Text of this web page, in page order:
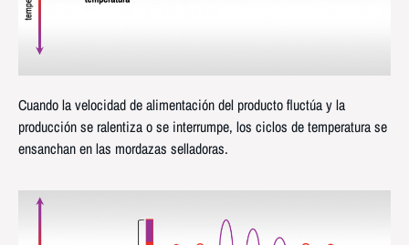
Cuando la velocidad de alimentación del producto fluctúa y la
producción se ralentiza o se interrumpe, los ciclos de temperatura se
ensanchan en las mordazas selladoras.